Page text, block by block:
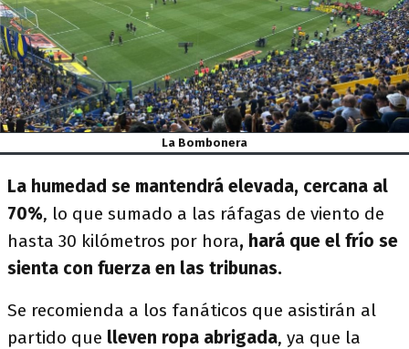
La Bombonera
La humedad se mantendrá elevada, cercana al
70%, lo que sumado a las ráfagas de viento de
hasta 30 kilómetros por hora, hará que el frío se
sienta con fuerza en las tribunas.
Se recomienda a los fanáticos que asistirán al
partido que lleven ropa abrigada, ya que la